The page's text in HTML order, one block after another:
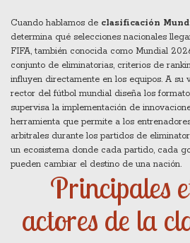
Cuando hablamos de clasificación
determina qué selecciones nacionales
FIFA, también conocida como Mundial
conjunto de eliminatorias, criterios de
influyen directamente en los equipos. A su
rector del fútbol mundial diseña los
supervisa la implementación de
herramienta que permite a los
arbitrales durante los partidos de
un ecosistema donde cada partido, cada
pueden cambiar el destino de una nación.
Principales
actores de la